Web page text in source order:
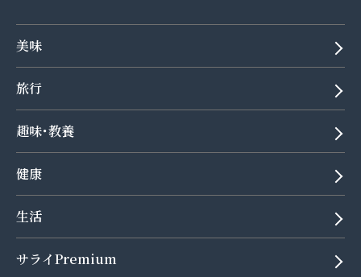
美味
旅行
趣味･教養
健康
生活
サライPremium